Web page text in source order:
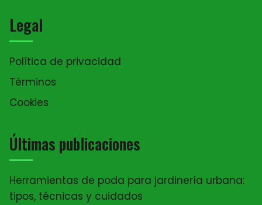
Legal
Política de privacidad
Términos
Cookies
Últimas publicaciones
Herramientas de poda para jardinería urbana:
tipos, técnicas y cuidados